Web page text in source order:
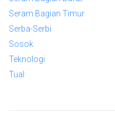
Seram Bagian Timur
Serba-Serbi
Sosok
Teknologi
Tual